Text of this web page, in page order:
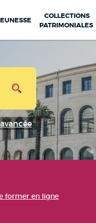
COLLECTIONS
PATRIMONIALES
former en ligne